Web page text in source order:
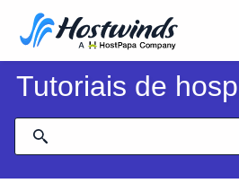
Tutoriais de